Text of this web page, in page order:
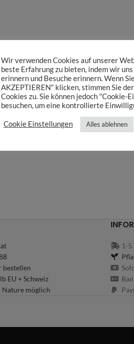
bestellen
EU + Schweiz
möglich
1-5
Wir verwenden Cookies auf unserer
beste Erfahrung zu bieten, indem wir
erinnern und Besuche erinnern. Wenn
AKZEPTIEREN" klicken, stimmen Sie
Cookies zu. Sie können jedoch "Cookie-
besuchen, um eine kontrollierte
Cookie Einstellungen Alles ablehnen